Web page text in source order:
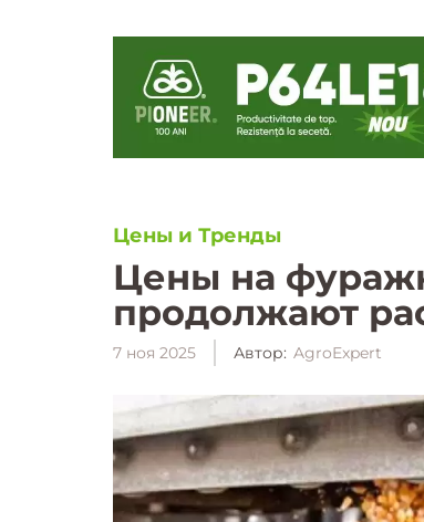
Цены и Тренды
Цены на
продолжают
7 ноя 2025 Автор: AgroExpert